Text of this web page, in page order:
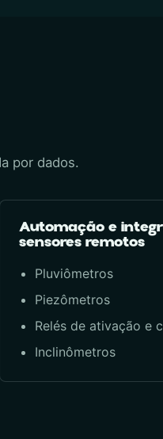
por dados.
Automação e
sensores remotos
Pluviômetros
Piezômetros
Relés de ativação e
Inclinômetros